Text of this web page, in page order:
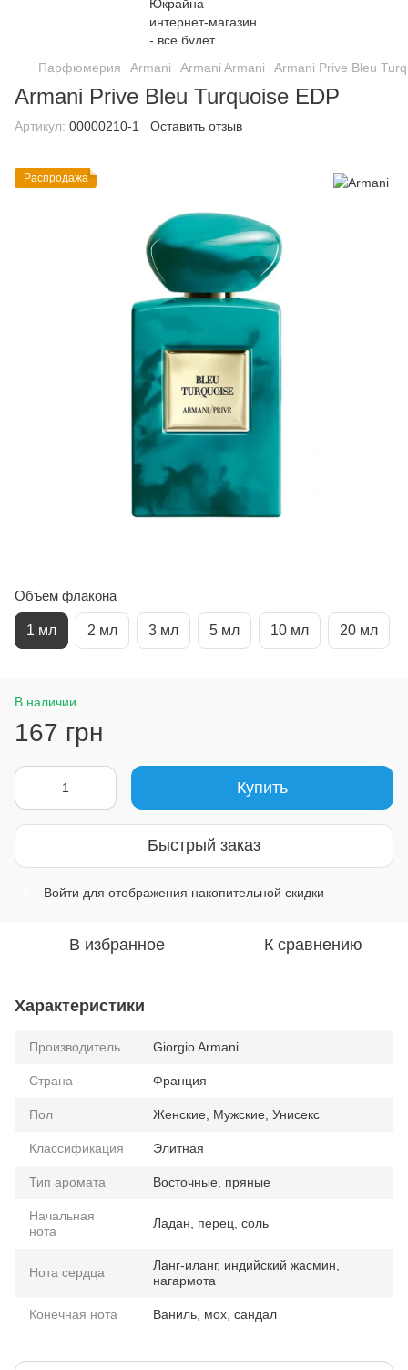
Парфюмерия Armani Armani Armani Armani Prive Bleu
Armani Prive Bleu Turquoise EDP
Артикул: 00000210-1 Оставить отзыв
Распродажа
Объем флакона
1 мл 2 мл 3 мл 5 мл 10 мл 20 мл
В наличии
167 грн
Купить
Быстрый заказ
Войти для отображения накопительной скидки
В избранное К сравнению
Характеристики
Производитель Giorgio Armani
Страна Франция
Пол Женские, Мужские, Унисекс
Классификация Элитная
Тип аромата Восточные, пряные
Начальная
нота
Ладан, перец, соль
Нота сердца
Ланг-иланг, индийский жасмин,
нагармота
Конечная нота Ваниль, мох, сандал